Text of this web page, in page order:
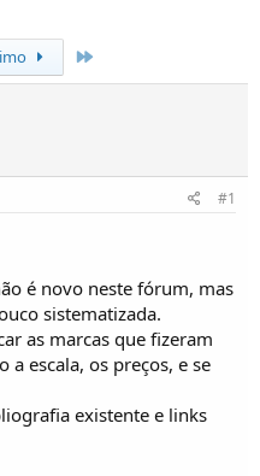
#1
é novo neste fórum, mas
sistematizada.
as marcas que fizeram
escala, os preços, e se
existente e links